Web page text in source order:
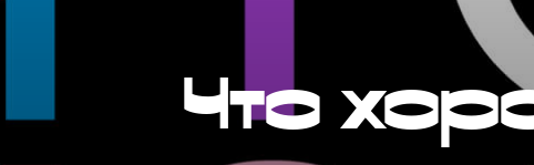
Что